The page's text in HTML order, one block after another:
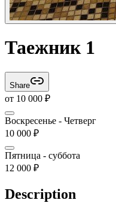
Таежник 1
Share
от 10 000 ₽
Воскресенье - Четверг
10 000 ₽
Пятница - суббота
12 000 ₽
Description